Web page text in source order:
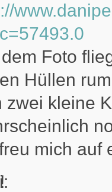
Foto
Hüllen
zwei kleine
mich auf